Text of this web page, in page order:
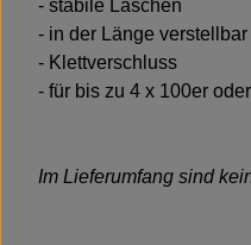
- stabile Laschen
- in der Länge verstellbar
- Klettverschluss
- für bis zu 4 x 100er
Im Lieferumfang sind